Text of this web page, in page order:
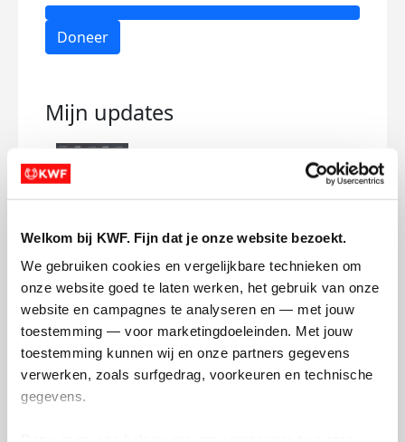
Welkom bij KWF. Fijn dat je onze website bezoekt.
We gebruiken cookies en vergelijkbare technieken om
onze website goed te laten werken, het gebruik van onze
website en campagnes te analyseren en — met jouw
toestemming — voor marketingdoeleinden. Met jouw
toestemming kunnen wij en onze partners gegevens
verwerken, zoals surfgedrag, voorkeuren en technische
gegevens.
Doneer
Mijn updates
Jij en ik tegen die vreselijke
ziekte 👊🏼
zondag 15 maart 2026
Draag jij ook je steentje bij aan het
bestrijden van kanker? Ik heb alvast het
goede voorbeeld gegeven 🤝🏼